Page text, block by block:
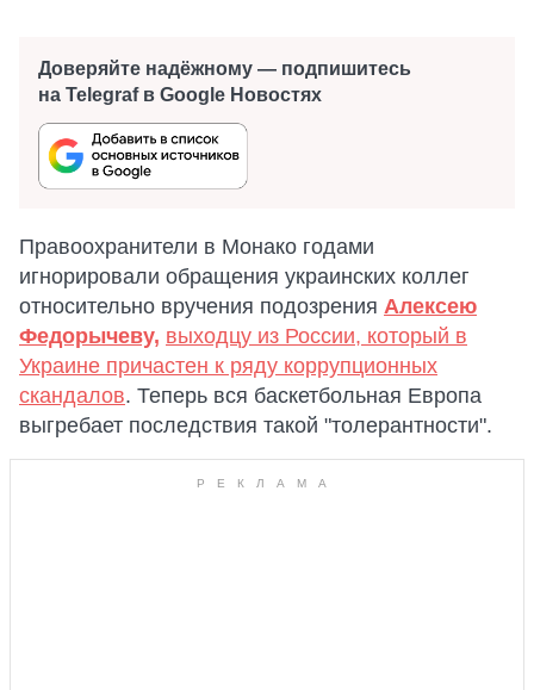
Доверяйте надёжному — подпишитесь
на Telegraf в Google Новостях
Правоохранители в Монако годами
игнорировали обращения украинских коллег
относительно вручения подозрения Алексею
Федорычеву, выходцу из России, который в
Украине причастен к ряду коррупционных
скандалов. Теперь вся баскетбольная Европа
выгребает последствия такой "толерантности".